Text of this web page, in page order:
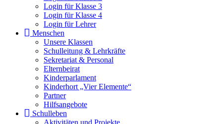
Log­in für Klas­se 3
Log­in für Klas­se 4
Log­in für Leh­rer
Men­schen
Unse­re Klas­sen
Schul­lei­tung & Lehr­kräf­te
Sekre­ta­ri­at & Per­so­nal
Eltern­bei­rat
Kin­der­par­la­ment
Kin­der­hort „Vier Ele­men­te“
Part­ner
Hilfs­an­ge­bo­te
Schul­le­ben
Akti­vi­tä­ten und Pro­jek­te